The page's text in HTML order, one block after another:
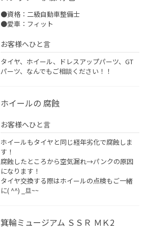
●資格：二級自動車整備士
●愛車：フィット
お客様へひと言
タイヤ、ホイール、ドレスアップパーツ、GT
パーツ、なんでもご相談ください！！
ホイールの 腐蝕
お客様へひと言
ホイールもタイヤと同じ経年劣化で腐蝕しま
す！
腐蝕したところから空気漏れ→パンクの原因
になります！
タイヤ交換する際はホイールの点検もご一緒
に( ^^) _旦~~
箕輪ミュージアム ＳＳＲ ＭＫ2